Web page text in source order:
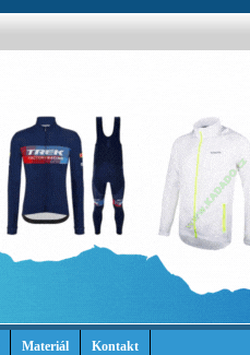
Materiál Kontakt